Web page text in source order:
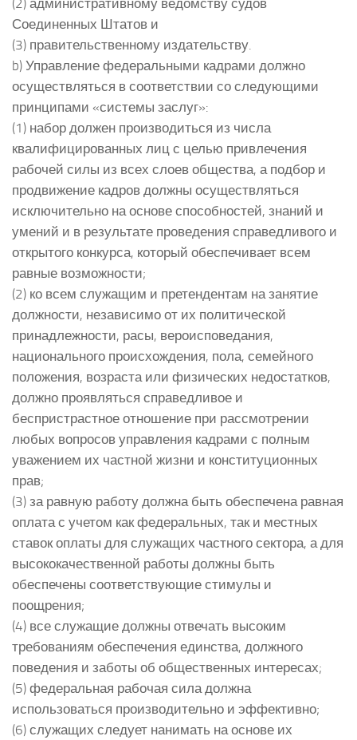
(2) административному ведомству судов
Соединенных Штатов и
(3) правительственному издательству.
b) Управление федеральными кадрами должно
осуществляться в соответствии со следующими
принципами «системы заслуг»:
(1) набор должен производиться из числа
квалифицированных лиц с целью привлечения
рабочей силы из всех слоев общества, а подбор и
продвижение кадров должны осуществляться
исключительно на основе способностей, знаний и
умений и в результате проведения справедливого и
открытого конкурса, который обеспечивает всем
равные возможности;
(2) ко всем служащим и претендентам на занятие
должности, независимо от их политической
принадлежности, расы, вероисповедания,
национального происхождения, пола, семейного
положения, возраста или физических недостатков,
должно проявляться справедливое и
беспристрастное отношение при рассмотрении
любых вопросов управления кадрами с полным
уважением их частной жизни и конституционных
прав;
(3) за равную работу должна быть обеспечена равная
оплата с учетом как федеральных, так и местных
ставок оплаты для служащих частного сектора, а для
высококачественной работы должны быть
обеспечены соответствующие стимулы и
поощрения;
(4) все служащие должны отвечать высоким
требованиям обеспечения единства, должного
поведения и заботы об общественных интересах;
(5) федеральная рабочая сила должна
использоваться производительно и эффективно;
(6) служащих следует нанимать на основе их